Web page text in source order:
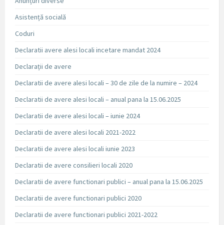
Asistență socială
Coduri
Declaratii avere alesi locali incetare mandat 2024
Declarații de avere
Declaratii de avere alesi locali – 30 de zile de la numire – 2024
Declaratii de avere alesi locali – anual pana la 15.06.2025
Declaratii de avere alesi locali – iunie 2024
Declaratii de avere alesi locali 2021-2022
Declaratii de avere alesi locali iunie 2023
Declaratii de avere consilieri locali 2020
Declaratii de avere functionari publici – anual pana la 15.06.2025
Declaratii de avere functionari publici 2020
Declaratii de avere functionari publici 2021-2022